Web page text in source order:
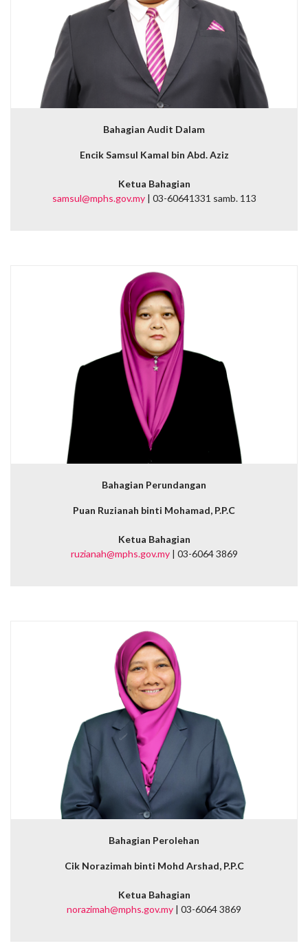
Bahagian Audit Dalam
Encik Samsul Kamal bin Abd. Aziz
Ketua Bahagian
samsul@mphs.gov.my| 03-60641331 samb. 113
Bahagian Perundangan
Puan Ruzianah binti Mohamad, P.P.C
Ketua Bahagian
ruzianah@mphs.gov.my| 03-6064 3869
Bahagian Perolehan
Cik Norazimah binti Mohd Arshad, P.P.C
Ketua Bahagian
norazimah@mphs.gov.my | 03-6064 3869